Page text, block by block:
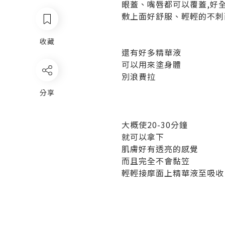
收藏
分享
眼蓋、嘴唇都可以覆蓋,好
敷上面好舒服、輕輕的不
還有好多精華液
可以用來塗身體
別浪費拉
大概使20-30分鐘
就可以拿下
肌膚好有透亮的感覺
而且完全不會黏笠
輕輕接摩面上精華液至吸收